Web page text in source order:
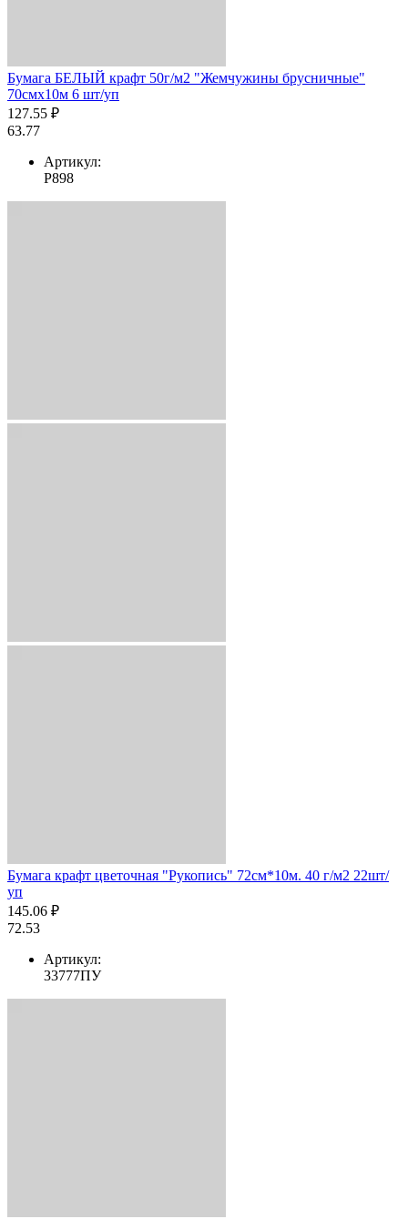
Бумага БЕЛЫЙ крафт 50г/м2 "Жемчужины брусничные"
70смх10м 6 шт/уп
127.55 ₽
63.77
Артикул:
Р898
Бумага крафт цветочная "Рукопись" 72см*10м. 40 г/м2 22шт/
уп
145.06 ₽
72.53
Артикул:
33777ПУ